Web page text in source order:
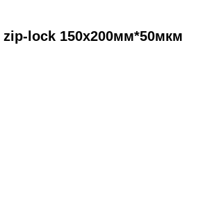
zip-lock 150х200мм*50мкм